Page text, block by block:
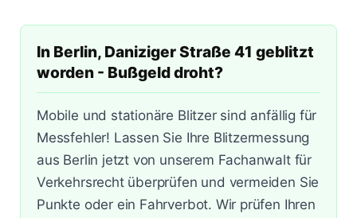
§ 67 OWiG
Bremen - Lloydstraße
Hamburg - Behringstraße
Köln - Innere Kanalstraße
Köln - Riehler Straße
In Berlin, Daniziger Straße 41 geblitzt
worden - Bußgeld droht?
Mobile und stationäre Blitzer sind anfällig für
Messfehler! Lassen Sie Ihre Blitzermessung
aus Berlin jetzt von unserem Fachanwalt für
Verkehrsrecht überprüfen und vermeiden Sie
Punkte oder ein Fahrverbot. Wir prüfen Ihren